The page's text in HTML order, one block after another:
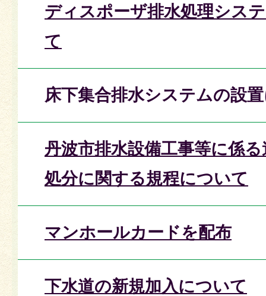
ディスポーザ排水処理シス
て
床下集合排水システムの設
丹波市排水設備工事等に係
処分に関する規程について
マンホールカードを配布
下水道の新規加入について